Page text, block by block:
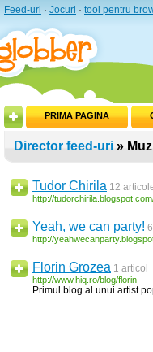
Feed-uri · Jocuri · tool pentru
PRIMA PAGINA
Director feed-uri »
Tudor Chirila 12
http://
Yeah, we can party!
http://
Florin Grozea 1 articol
http://www.hiq.ro/blog/florin
Primul blog al unui artist